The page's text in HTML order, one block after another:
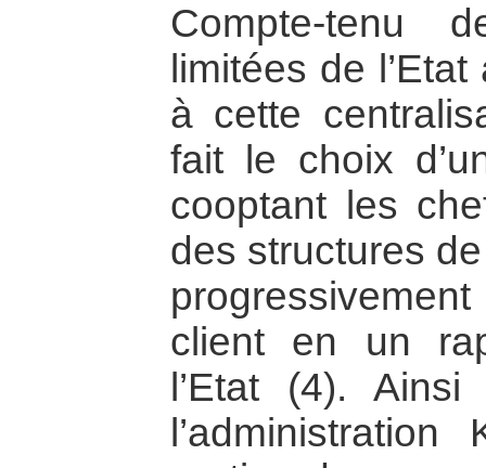
Compte-tenu
limitées de
à cette
fait le choix
cooptant les
des structures
client en un
l’Etat (4).